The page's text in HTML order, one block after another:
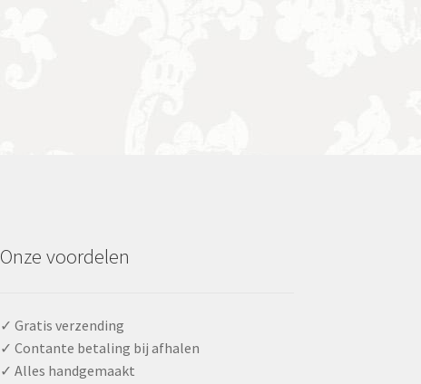
Onze voordelen
✓ Gratis verzending
✓ Contante betaling bij afhalen
✓ Alles handgemaakt